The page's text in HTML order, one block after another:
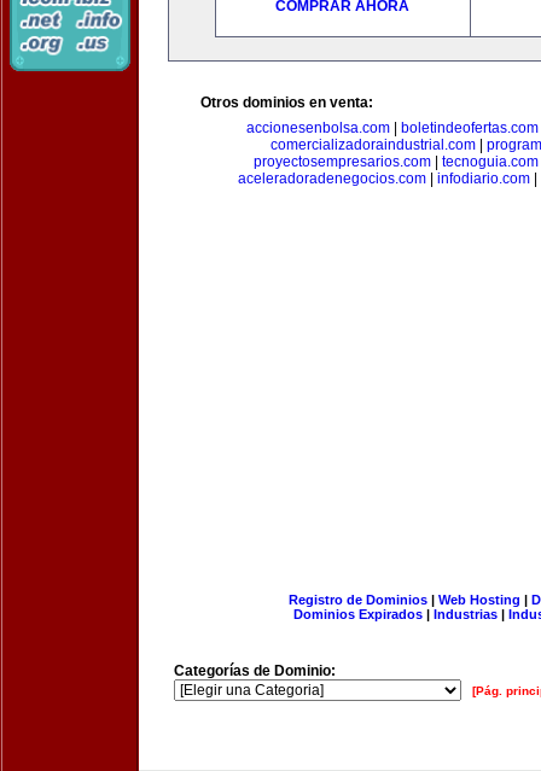
COMPRAR AHORA
Otros dominios en venta:
accionesenbolsa.com
boletindeofertas.com
comercializadoraindustrial.com
proyectosempresarios.com
tecnoguia.com
aceleradoradenegocios.com| infodiario.com|
Registro de Dominios| Web Hosting |
Dominios Expirados | Industrias |
Categorías de Dominio:
[Pág.